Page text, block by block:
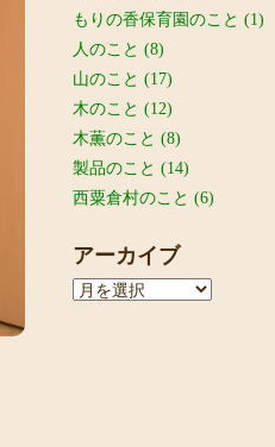
もりの香保育園のこと (1)
人のこと (8)
山のこと (17)
木のこと (12)
木薫のこと (8)
製品のこと (14)
西粟倉村のこと (6)
アーカイブ
ア